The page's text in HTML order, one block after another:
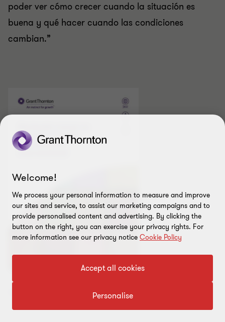
poder ver cómo crecer cuando la situación es
buena y qué hacer cuando las condiciones
cambian.”
Welcome!
We process your personal information to measure and improve
our sites and service, to assist our marketing campaigns and to
provide personalised content and advertising. By clicking the
button on the right, you can exercise your privacy rights. For
more information see our privacy notice Cookie Policy
Accept all cookies
Personalise